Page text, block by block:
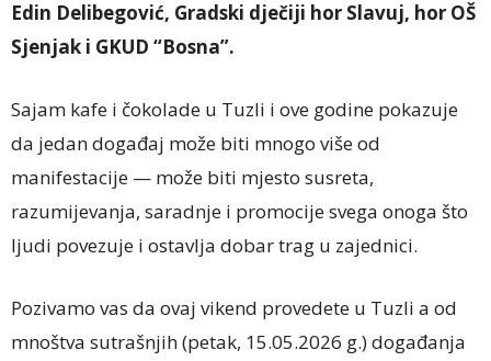
Edin Delibegović, Gradski dječiji hor Slavuj, hor OŠ
Sjenjak i GKUD “Bosna”.
Sajam kafe i čokolade u Tuzli i ove godine pokazuje
da jedan događaj može biti mnogo više od
manifestacije — može biti mjesto susreta,
razumijevanja, saradnje i promocije svega onoga što
ljudi povezuje i ostavlja dobar trag u zajednici.
Pozivamo vas da ovaj vikend provedete u Tuzli a od
mnoštva sutrašnjih (petak, 15.05.2026 g.) događanja